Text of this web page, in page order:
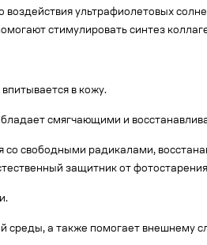
ультрафиолетовых
стимулировать синтез
в кожу.
смягчающими и
свободными радикалами,
защитник от
а также помогает внешнему